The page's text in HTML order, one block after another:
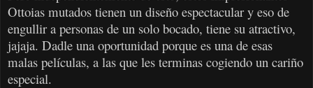
Ottoias mutados tienen un diseño espectacular y eso de
engullir a personas de un solo bocado, tiene su atractivo,
jajaja. Dadle una oportunidad porque es una de esas
malas películas, a las que les terminas cogiendo un cariño
especial.